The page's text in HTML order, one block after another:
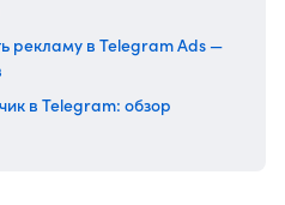
рекламу в Telegram Ads —
в Telegram: обзор